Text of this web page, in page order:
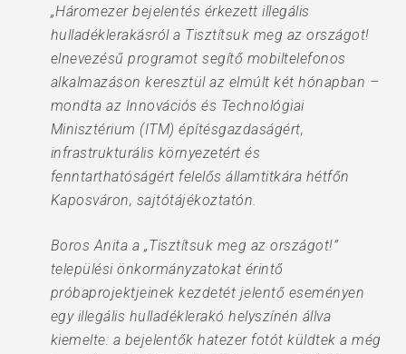
„Háromezer bejelentés érkezett illegális
hulladéklerakásról a Tisztítsuk meg az országot!
elnevezésű programot segítő mobiltelefonos
alkalmazáson keresztül az elmúlt két hónapban –
mondta az Innovációs és Technológiai
Minisztérium (ITM) építésgazdaságért,
infrastrukturális környezetért és
fenntarthatóságért felelős államtitkára hétfőn
Kaposváron, sajtótájékoztatón.
Boros Anita a „Tisztítsuk meg az országot!”
települési önkormányzatokat érintő
próbaprojektjeinek kezdetét jelentő eseményen
egy illegális hulladéklerakó helyszínén állva
kiemelte: a bejelentők hatezer fotót küldtek a még